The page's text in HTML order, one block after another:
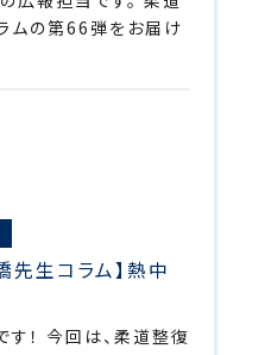
ムの第66弾をお届け
先生コラム】熱中
す！ 今回は、柔道整復